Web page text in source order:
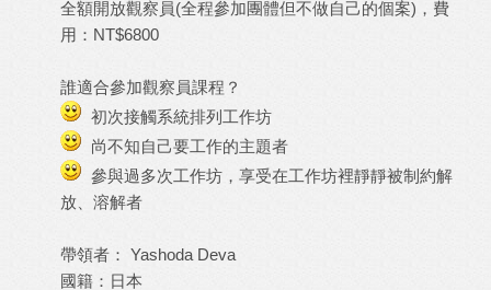
全額開放觀察員(全程參加團體但不做自己的個案)，費
用：NT$6800
誰適合參加觀察員課程？
初次接觸系統排列工作坊
尚不知自己要工作的主題者
參與過多次工作坊，享受在工作坊裡靜靜被制約解
放、溶解者
帶領者： Yashoda Deva
國籍：日本